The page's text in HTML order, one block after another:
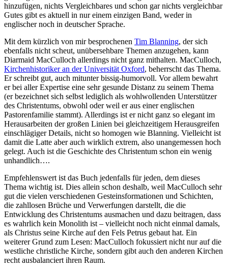
hinzufügen, nichts Vergleichbares und schon gar nichts vergleichbar
Gutes gibt es aktuell in nur einem einzigen Band, weder in
englischer noch in deutscher Sprache.
Mit dem kürzlich von mir besprochenen Tim Blanning, der sich
ebenfalls nicht scheut, unübersehbare Themen anzugehen, kann
Diarmaid MacCulloch allerdings nicht ganz mithalten. MacCulloch,
Kirchenhistoriker an der Universität Oxford, beherrscht das Thema.
Er schreibt gut, auch mitunter bissig-humorvoll. Vor allem bewahrt
er bei aller Expertise eine sehr gesunde Distanz zu seinem Thema
(er bezeichnet sich selbst lediglich als wohlwollenden Unterstützer
des Christentums, obwohl oder weil er aus einer englischen
Pastorenfamilie stammt). Allerdings ist er nicht ganz so elegant im
Herausarbeiten der großen Linien bei gleichzeitigem Herausgreifen
einschlägiger Details, nicht so homogen wie Blanning. Vielleicht ist
damit die Latte aber auch wirklich extrem, also unangemessen hoch
gelegt. Auch ist die Geschichte des Christentum schon ein wenig
unhandlich….
Empfehlenswert ist das Buch jedenfalls für jeden, dem dieses
Thema wichtig ist. Dies allein schon deshalb, weil MacCulloch sehr
gut die vielen verschiedenen Gesteinsformationen und Schichten,
die zahllosen Brüche und Verwerfungen darstellt, die die
Entwicklung des Christentums ausmachen und dazu beitragen, dass
es wahrlich kein Monolith ist – vielleicht noch nicht einmal damals,
als Christus seine Kirche auf den Fels Petrus gebaut hat. Ein
weiterer Grund zum Lesen: MacCulloch fokussiert nicht nur auf die
westliche christliche Kirche, sondern gibt auch den anderen Kirchen
recht ausbalanciert ihren Raum.